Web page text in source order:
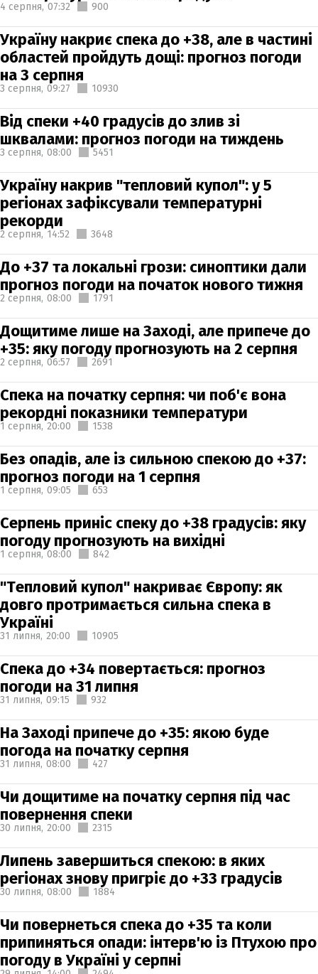
4 серпня, 07:32 900
Україну накриє спека до +38, але в частині
областей пройдуть дощі: прогноз погоди
на 3 серпня
3 серпня, 09:27 10930
Від спеки +40 градусів до злив зі
шквалами: прогноз погоди на тиждень
3 серпня, 08:00 5451
Україну накрив "тепловий купол": у 5
регіонах зафіксували температурні
рекорди
2 серпня, 14:52 3648
До +37 та локальні грози: синоптики дали
прогноз погоди на початок нового тижня
2 серпня, 08:00 1791
Дощитиме лише на Заході, але припече до
+35: яку погоду прогнозують на 2 серпня
2 серпня, 06:57 2691
Спека на початку серпня: чи поб'є вона
рекордні показники температури
1 серпня, 20:00 1538
Без опадів, але із сильною спекою до +37:
прогноз погоди на 1 серпня
1 серпня, 09:05 653
Серпень приніс спеку до +38 градусів: яку
погоду прогнозують на вихідні
1 серпня, 08:00 842
"Тепловий купол" накриває Європу: як
довго протримається сильна спека в
Україні
31 липня, 20:00 10905
Спека до +34 повертається: прогноз
погоди на 31 липня
31 липня, 09:15 932
На Заході припече до +35: якою буде
погода на початку серпня
31 липня, 08:00 427
Чи дощитиме на початку серпня під час
повернення спеки
30 липня, 20:00 2315
Липень завершиться спекою: в яких
регіонах знову пригріє до +33 градусів
30 липня, 08:00 1884
Чи повернеться спека до +35 та коли
припиняться опади: інтерв'ю із Птухою про
погоду в Україні у серпні